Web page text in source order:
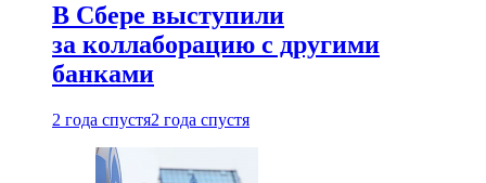
В Сбере выступили
за коллаборацию с другими
банками
2 года спустя2 года спустя